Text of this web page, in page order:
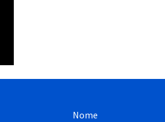
Nome